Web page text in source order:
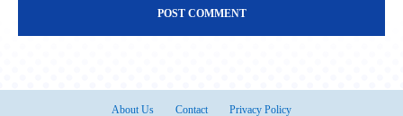
About Us Contact Privacy Policy